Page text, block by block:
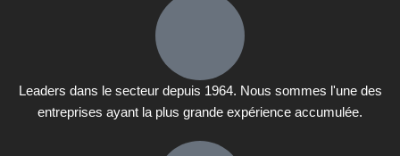
Leaders dans le secteur depuis 1964. Nous sommes l'une des
entreprises ayant la plus grande expérience accumulée.